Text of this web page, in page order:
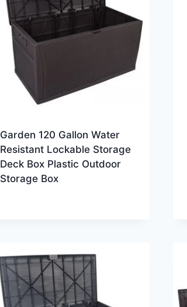
Garden 120 Gallon Water
Resistant Lockable Storage
Deck Box Plastic Outdoor
Storage Box